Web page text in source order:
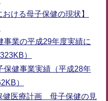
ける母子保健の現状】
事業の平成29年度実績に
）
保健事業実績（平成28年
）
健医療計画 母子保健の見